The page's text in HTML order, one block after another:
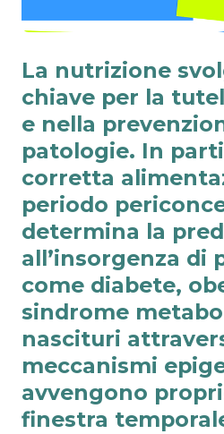
La nutrizione
chiave per la
e nella
patologie. In
corretta
periodo
determina la
all’insorgenza di
come diabete,
sindrome
nascituri
meccanismi
avvengono
finestra